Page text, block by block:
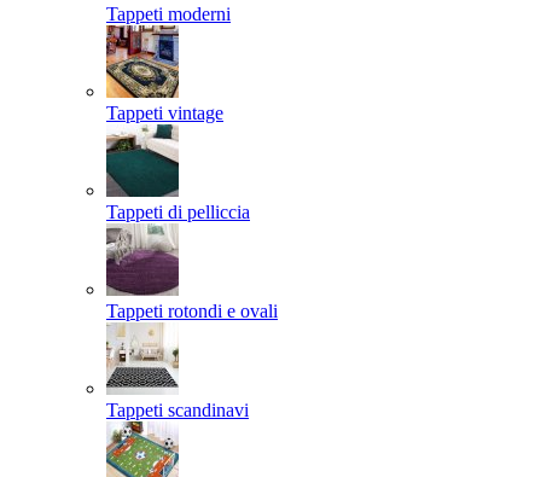
Tappeti moderni
Tappeti vintage
Tappeti di pelliccia
Tappeti rotondi e ovali
Tappeti scandinavi